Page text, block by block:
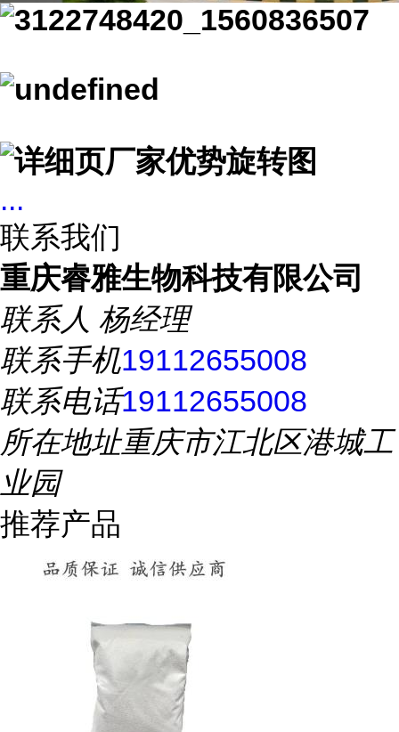
...
联系我们
重庆睿雅生物科技有限公司
联系人 杨经理
联系手机19112655008
联系电话19112655008
所在地址重庆市江北区港城工
业园
推荐产品